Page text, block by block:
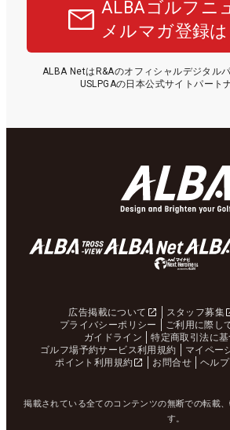
ALBAゴルフニ
メルマガ登録
ALBA NetはR&Aのオフィシャルデジタル
USLPGAの日本公式サイトパート
広告掲載について スタッフ募集
プライバシーポリシー
ご利用に際し
ガイドライン
特定商取引法に
ゴルフ場予約サービス利用規約
マイペー
ポイント利用規約
お問合せ ヘルプ
掲載されている全てのコンテンツの無断での転載
す。